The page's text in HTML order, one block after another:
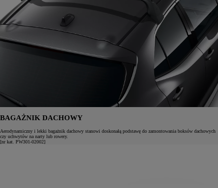
BAGAŻNIK DACHOWY
Aerodynamiczny i lekki bagażnik dachowy stanowi doskonałą podstawę do zamontowania boksów dachowych
czy uchwytów na narty lub rowery.
[nr kat. PW301-02002]